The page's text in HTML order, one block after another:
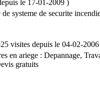
le 17-01-2009)
systeme de securite
visites depuis le 04-02-2006
en ariege : Depannage,
gratuits